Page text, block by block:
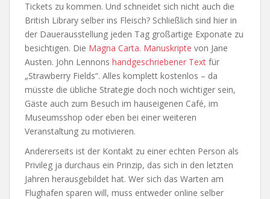
Tickets zu kommen. Und schneidet sich nicht auch die
British Library selber ins Fleisch? Schließlich sind hier in
der Dauerausstellung jeden Tag großartige Exponate zu
besichtigen. Die Magna Carta. Manuskripte von Jane
Austen. John Lennons handgeschriebener Text für
„Strawberry Fields“. Alles komplett kostenlos – da
müsste die übliche Strategie doch noch wichtiger sein,
Gäste auch zum Besuch im hauseigenen Café, im
Museumsshop oder eben bei einer weiteren
Veranstaltung zu motivieren.
Andererseits ist der Kontakt zu einer echten Person als
Privileg ja durchaus ein Prinzip, das sich in den letzten
Jahren herausgebildet hat. Wer sich das Warten am
Flughafen sparen will, muss entweder online selber